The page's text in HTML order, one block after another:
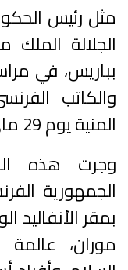
مثل رئيس
الجلالة الملك
بباريس، في
والكاتب
المنية يوم 29 ماي الماضي.
وجرت هذه
الجمهورية
بمقر الأنفاليد
موران، عالمة